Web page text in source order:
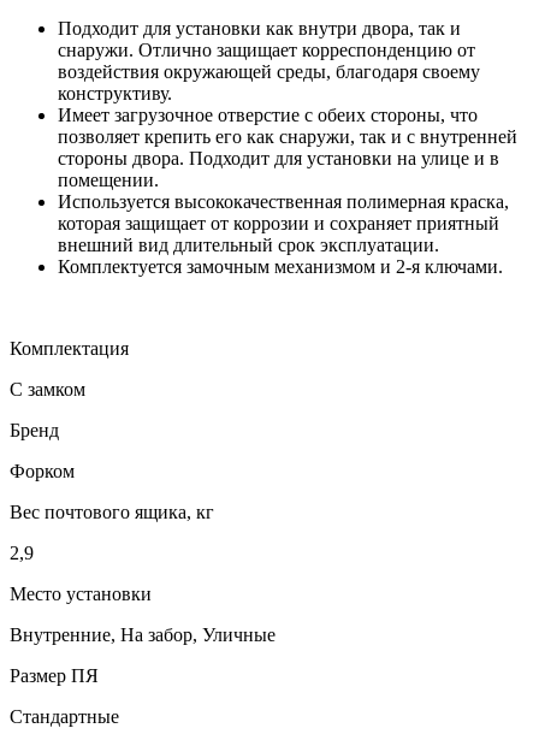
Подходит для установки как внутри двора, так и
снаружи. Отлично защищает корреспонденцию от
воздействия окружающей среды, благодаря своему
конструктиву.
Имеет загрузочное отверстие с обеих стороны, что
позволяет крепить его как снаружи, так и с внутренней
стороны двора. Подходит для установки на улице и в
помещении.
Используется высококачественная полимерная краска,
которая защищает от коррозии и сохраняет приятный
внешний вид длительный срок эксплуатации.
Комплектуется замочным механизмом и 2-я ключами.
Комплектация
С замком
Бренд
Форком
Вес почтового ящика, кг
2,9
Место установки
Внутренние, На забор, Уличные
Размер ПЯ
Стандартные